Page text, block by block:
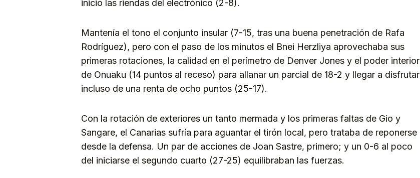
inicio las riendas del electrónico (2-8).
Mantenía el tono el conjunto insular (7-15, tras una buena penetración de Rafa
Rodríguez), pero con el paso de los minutos el Bnei Herzliya aprovechaba sus
primeras rotaciones, la calidad en el perímetro de Denver Jones y el poder interior
de Onuaku (14 puntos al receso) para allanar un parcial de 18-2 y llegar a disfrutar
incluso de una renta de ocho puntos (25-17).
Con la rotación de exteriores un tanto mermada y los primeras faltas de Gio y
Sangare, el Canarias sufría para aguantar el tirón local, pero trataba de reponerse
desde la defensa. Un par de acciones de Joan Sastre, primero; y un 0-6 al poco
del iniciarse el segundo cuarto (27-25) equilibraban las fuerzas.